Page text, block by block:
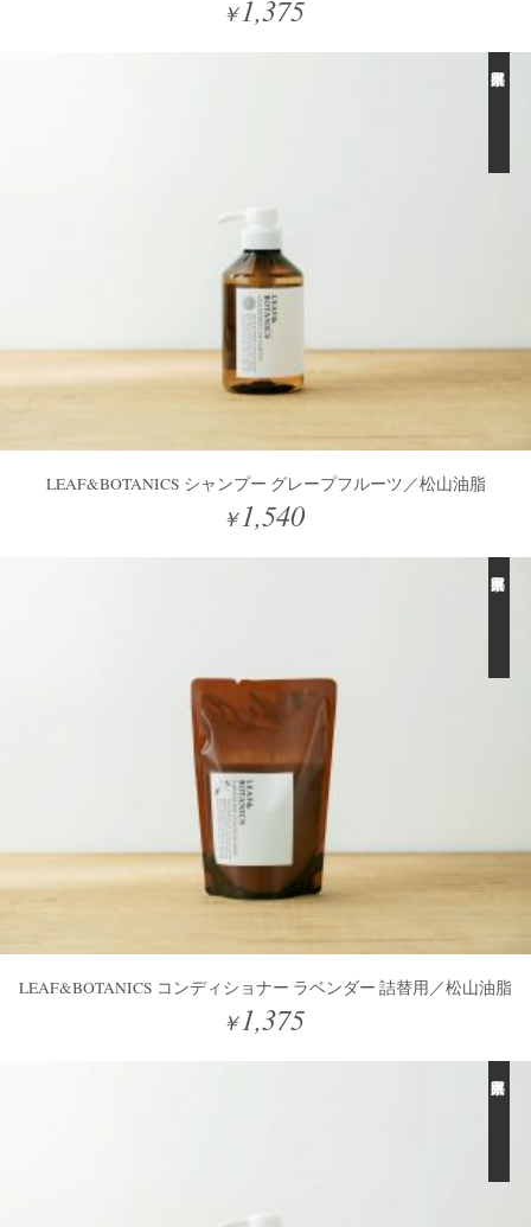
￥1,375
LEAF&BOTANICS シャンプー グレープフルーツ／松山油脂
￥1,540
LEAF&BOTANICS コンディショナー ラベンダー 詰替用／松山油脂
￥1,375